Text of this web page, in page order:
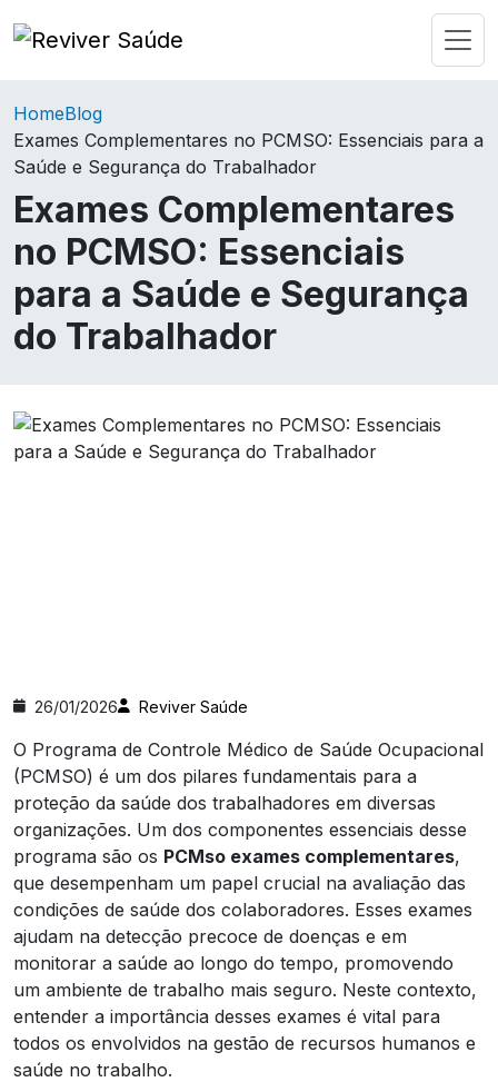
HomeBlog
Exames Complementares no PCMSO: Essenciais para a
Saúde e Segurança do Trabalhador
Exames Complementares
no PCMSO: Essenciais
para a Saúde e Segurança
do Trabalhador
26/01/2026 Reviver Saúde
O Programa de Controle Médico de Saúde Ocupacional
(PCMSO) é um dos pilares fundamentais para a
proteção da saúde dos trabalhadores em diversas
organizações. Um dos componentes essenciais desse
programa são os PCMso exames complementares,
que desempenham um papel crucial na avaliação das
condições de saúde dos colaboradores. Esses exames
ajudam na detecção precoce de doenças e em
monitorar a saúde ao longo do tempo, promovendo
um ambiente de trabalho mais seguro. Neste contexto,
entender a importância desses exames é vital para
todos os envolvidos na gestão de recursos humanos e
saúde no trabalho.